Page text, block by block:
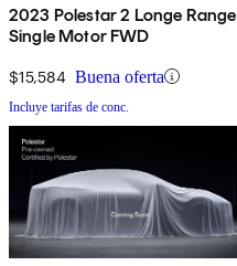
2023 Polestar 2 Longe Range
Single Motor FWD
$15,584 Buena oferta
Incluye tarifas de conc.